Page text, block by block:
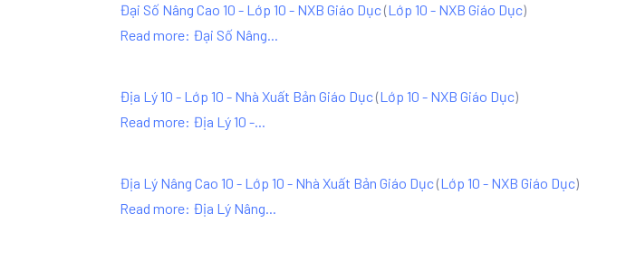
Đại Số Nâng Cao 10 - Lớp 10 - NXB Giáo Dục(Lớp 10 - NXB Giáo Dục)
Read more: Đại Số Nâng...
Địa Lý 10 - Lớp 10 - Nhà Xuất Bản Giáo Dục(Lớp 10 - NXB Giáo Dục)
Read more: Địa Lý 10 -...
Địa Lý Nâng Cao 10 - Lớp 10 - Nhà Xuất Bản Giáo Dục(Lớp 10 - NXB Giáo Dục)
Read more: Địa Lý Nâng...